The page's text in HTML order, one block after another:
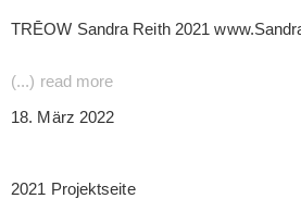
TRĒOW Sandra Reith 2021
(...) read more
18. März 2022
2021 Projektseite